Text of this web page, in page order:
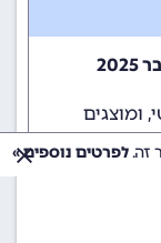
שערי הדולר ברוניי בנובמבר 2025
ומוצגים
לפרטים נוספים »